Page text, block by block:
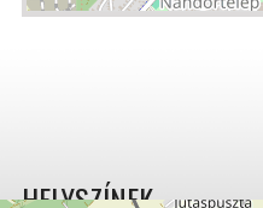
HELYSZÍNEK